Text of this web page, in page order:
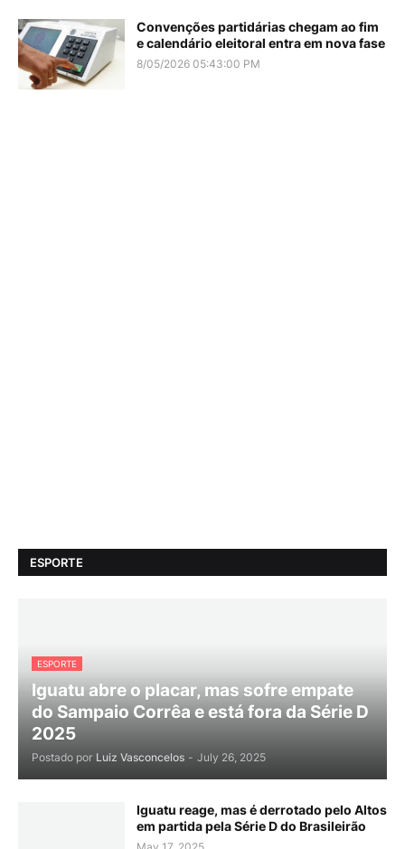
Convenções partidárias chegam ao fim
e calendário eleitoral entra em nova fase
8/05/2026 05:43:00 PM
ESPORTE
ESPORTE
Iguatu abre o placar, mas sofre empate
do Sampaio Corrêa e está fora da Série D
2025
Postado por Luiz Vasconcelos - July 26, 2025
Iguatu reage, mas é derrotado pelo Altos
em partida pela Série D do Brasileirão